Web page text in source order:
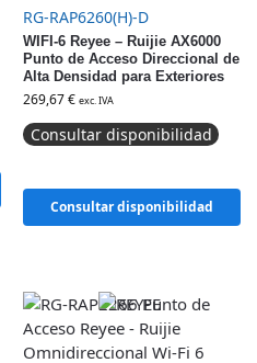
RG-RAP6260(H)-D
WIFI-6 Reyee – Ruijie AX6000
Punto de Acceso Direccional de
Alta Densidad para Exteriores
269,67€ exc. IVA
Consultar disponibilidad
Consultar disponibilidad